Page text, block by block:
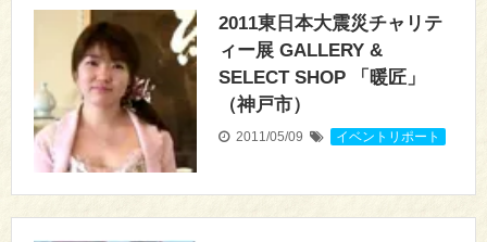
2011東日本大震災チャリテ
ィー展 GALLERY &
SELECT SHOP 「暖匠」
（神戸市）
2011/05/09 イベントリポート